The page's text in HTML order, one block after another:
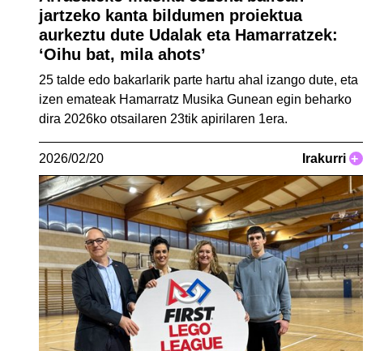
jartzeko kanta bildumen proiektua
aurkeztu dute Udalak eta Hamarratzek:
‘Oihu bat, mila ahots’
25 talde edo bakarlarik parte hartu ahal izango dute, eta
izen emateak Hamarratz Musika Gunean egin beharko
dira 2026ko otsailaren 23tik apirilaren 1era.
2026/02/20 Irakurri +